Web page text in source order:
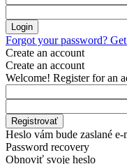
Forgot your password?
Create an account
Create an account
Welcome! Register for an
Heslo vám bude zaslané
Password recovery
Obnoviť svoje heslo